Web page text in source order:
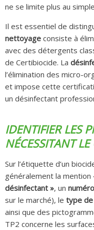
ne se limite plus au
Il est essentiel de
nettoyage consiste à
avec des détergents
de Certibiocide. La
l’élimination des micro-
et impose cette
un désinfectant
IDENTIFIER LES
NÉCESSITANT
Sur l’étiquette d’un
généralement la mention
désinfectant », un
sur le marché), le type
ainsi que des
TP2 concerne les